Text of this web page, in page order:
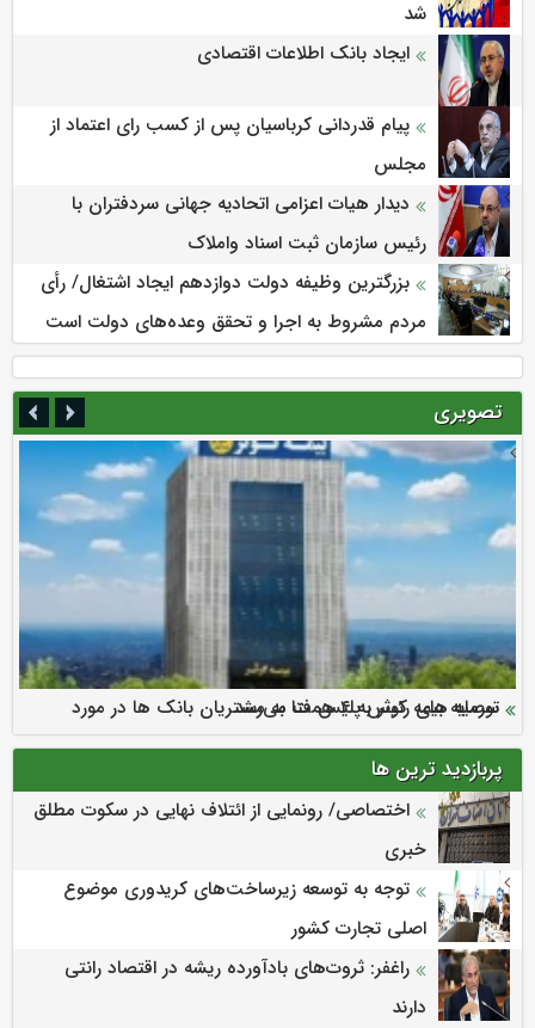
شد
ایجاد بانک اطلاعات اقتصادی
پیام قدردانی کرباسیان پس از کسب رای اعتماد از
مجلس
دیدار هیات اعزامی اتحادیه جهانی سردفتران با
رئیس سازمان ثبت اسناد واملاک
بزرگترین وظیفه دولت دوازدهم ایجاد اشتغال/ رأی
مردم مشروط به اجرا و تحقق وعده‌های دولت است
تصویری
ارزش سهام عدالت بالا رفت
سرمایه بیمه کوثر به ۴ همت می‌رسد
نود ثانیه با فولاد سنگان
تقدیر دبیرکل سندیکای بیمه گران ایران از اقدامات مدیرعامل بیمه
رازی
توصیه های رئیس پلیس فتا به مشتریان بانک ها در مورد
پیشگیری از سرقت های مجازی
پربازدید ترین ها
اختصاصی/ رونمایی از ائتلاف‌ نهایی در سکوت مطلق
خبری
توجه به توسعه زیرساخت‌های کریدوری موضوع
اصلی تجارت کشور
راغفر: ثروت‌های بادآورده ریشه در اقتصاد رانتی
دارند